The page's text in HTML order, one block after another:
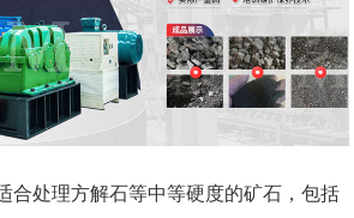
合处理方解石等中等硬度的矿石，包括